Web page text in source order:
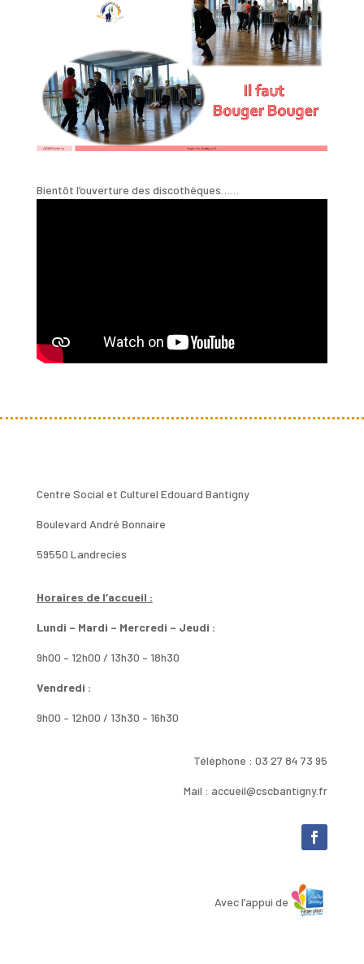
Bientôt l’ouverture des discothèques……
Centre Social et Culturel Edouard Bantigny
Boulevard André Bonnaire
59550 Landrecies
Horaires de l’accueil :
Lundi – Mardi – Mercredi – Jeudi :
9h00 – 12h00 / 13h30 – 18h30
Vendredi :
9h00 – 12h00 / 13h30 – 16h30
Téléphone : 03 27 84 73 95
Mail : accueil@cscbantigny.fr
Avec l’appui de